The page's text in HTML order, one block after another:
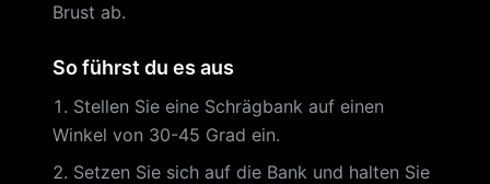
Brust ab.
So führst du es aus
Stellen Sie eine Schrägbank auf einen
Winkel von 30-45 Grad ein.
Setzen Sie sich auf die Bank und halten Sie